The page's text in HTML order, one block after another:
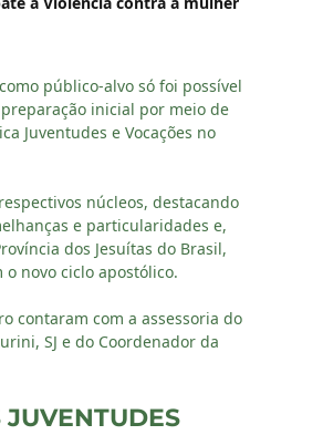
público-alvo só foi possível
inicial por meio de
Juventudes e Vocações no
núcleos, destacando
e particularidades e,
dos Jesuítas do Brasil,
o novo ciclo apostólico.
contaram com a assessoria do
SJ e do Coordenador da